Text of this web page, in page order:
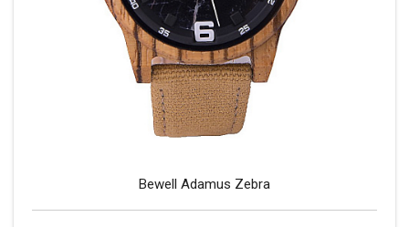
Bewell Adamus Zebra